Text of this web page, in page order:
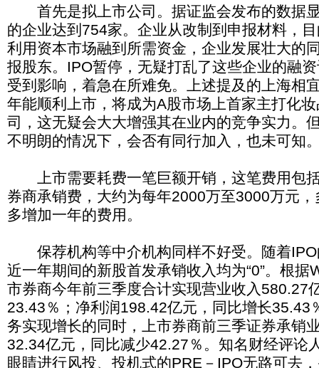
首先是拟上市公司。据证监会发布的数据
的企业达到754家。企业从改制到申报材料，
利用资本市场融到所需资金，企业发展壮大的
报股东。IPO暂停，无疑打乱了这些企业的融
受到影响，着急在所难免。上述提及的上海相
年能顺利上市，将成为A股市场上首家主打化
司，这无疑会大大增强其在业内的竞争实力。
不明朗的情况下，会否有同行加入，也未可知
上市需要耗费一笔巨额开销，这笔费用包
券商承销费，大约为每年2000万至3000万元
多增加一年的费用。
保荐机构等中介机构同样不好受。随着IPO
近一年期间的新股首发承销收入均为“0”。根据
市券商今年前三季度合计实现营业收入580.27
23.43％；净利润198.42亿元，同比增长35.43
务实现增长的同时，上市券商前三季证券承销
32.34亿元，同比减少42.27％。知名财经评论
眼睛进行风投、投机式的PRE－IPO无路可去